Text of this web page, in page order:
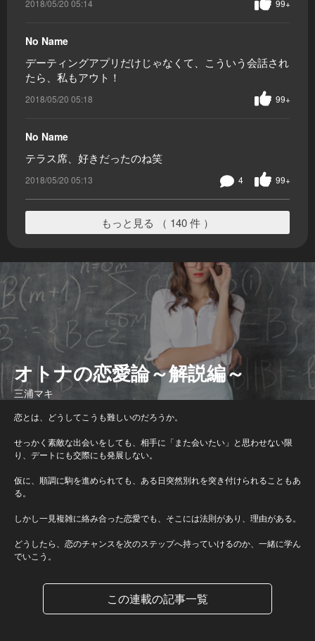
2018/05/20 05:14 99+
No Name
デーティングアプリだけじゃなくて、こういう会話され
たら、私もアウト！
2018/05/20 05:18 99+
No Name
テラス席、好きだったのね笑
2018/05/20 05:13 99+
4
もっと見る （ 140 件 ）
オトナの恋愛論～解説編～
三浦マキ
恋とは、どうしてこうも難しいのだろうか。
せっかく素敵な出会いをしても、相手に「また会いたい」と思わせない限
り、デートにも交際にも発展しない。
仮に、順調に駒を進められても、ある日突然別れを突き付けられることもあ
る。
しかし一見複雑に絡み合った恋愛でも、そこには法則があり、理由がある。
どうしたら、恋のチャンスを次のステップへ持っていけるのか、一緒に学ん
でいこう。
この連載の記事一覧